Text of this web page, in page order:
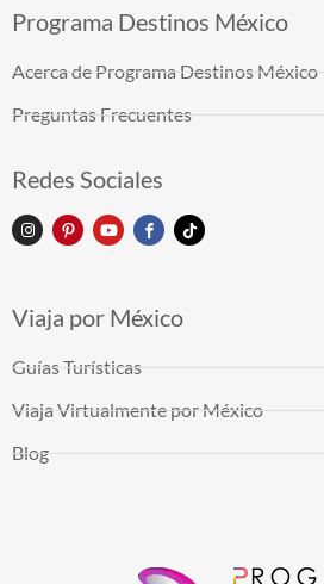
Programa Destinos México
Acerca de Programa Destinos México
Preguntas Frecuentes
Redes Sociales
Viaja por México
Guías Turísticas
Viaja Virtualmente por México
Blog